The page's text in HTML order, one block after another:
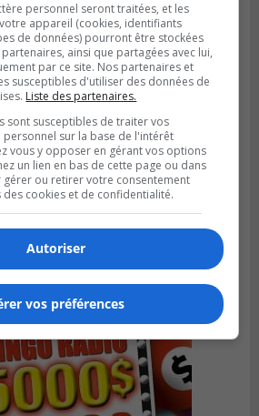
pont-tunnel Louis-
se dote d’une
personnel seront traitées, et les
appareil (cookies, identifiants
de données) pourront être stockées
ainsi que partagées avec lui,
par ce site. Nos partenaires et
susceptibles d'utiliser des données de
Liste des partenaires.
sont susceptibles de traiter vos
personnel sur la base de l'intérêt
vous y opposer en gérant vos options
un lien en bas de cette page ou dans
gérer ou retirer votre consentement
cookies et de confidentialité.
Autoriser
vos préférences